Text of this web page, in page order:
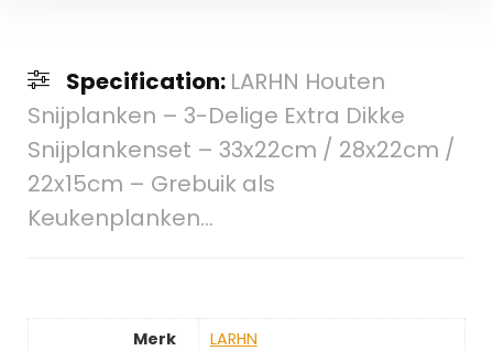
Specification: LARHN Houten
Snijplanken – 3-Delige Extra Dikke
Snijplankenset – 33x22cm / 28x22cm /
22x15cm – Grebuik als
Keukenplanken…
Merk
‎LARHN